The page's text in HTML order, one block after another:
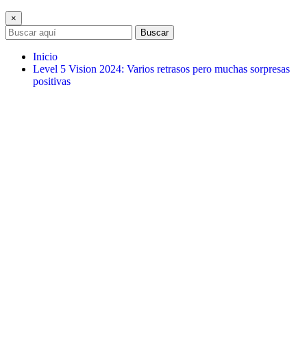
×
Buscar
Inicio
Level 5 Vision 2024: Varios retrasos pero muchas sorpresas
positivas